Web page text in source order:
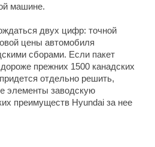
машине.
двух цифр: точной
цены автомобиля
сборами. Если пакет
прежних 1500 канадских
отдельно решить,
элементы заводскую
преимуществ Hyundai за нее